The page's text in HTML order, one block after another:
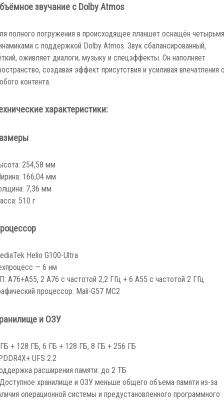
звучание с Dolby Atmos
полного погружения в происходящее планшет оснащён четырьмя
с поддержкой Dolby Atmos. Звук сбалансированный,
оживляет диалоги, музыку и спецэффекты. Он наполняет
создавая эффект присутствия и усиливая впечатления
контента.
характеристики:
254,58 мм
166,04 мм
7,36 мм
510 г
Helio G100-Ultra
— 6 нм
A76+A55, 2 A76 с частотой 2,2 ГГц + 6 A55 с частотой 2 ГГц
процессор: Mali-G57 MC2
и ОЗУ
+ 128 ГБ, 6 ГБ + 128 ГБ, 8 ГБ + 256 ГБ
UFS 2.2
расширения памяти: до 2 ТБ
хранилище и ОЗУ меньше общего объема памяти из-за
операционной системы и предустановленного программного